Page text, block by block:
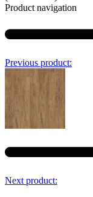
Product navigation
Previous product:
Next product: